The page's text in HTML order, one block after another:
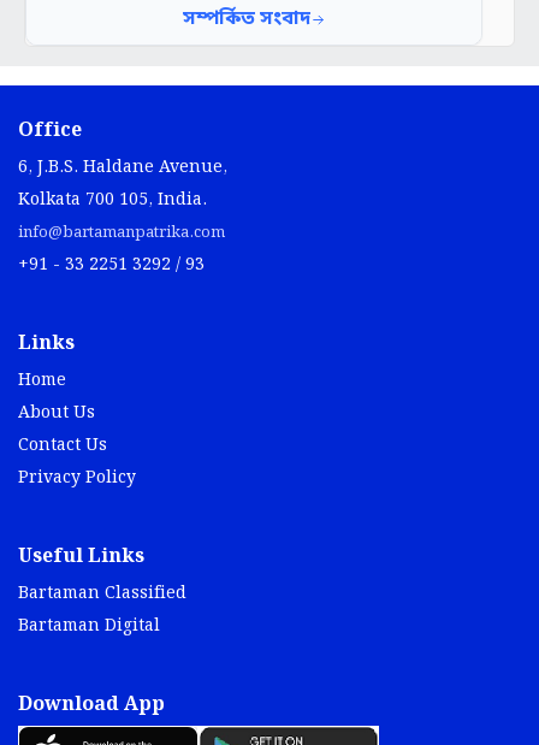
Office
6, J.B.S. Haldane Avenue,
Kolkata 700 105, India.
info@bartamanpatrika.com
+91 - 33 2251 3292 / 93
Links
Home
About Us
Contact Us
Privacy Policy
Useful Links
Bartaman Classified
Bartaman Digital
Download App